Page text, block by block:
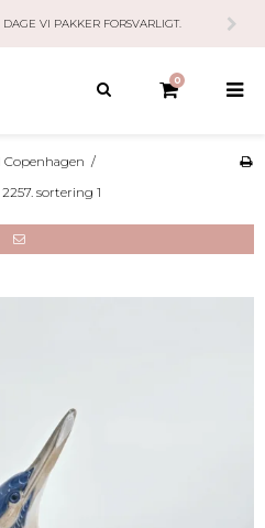
VI PAKKER FORSVARLIGT.
0
Copenhagen /
sortering 1